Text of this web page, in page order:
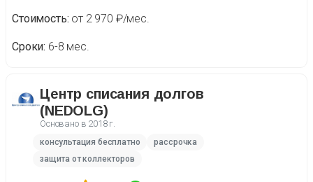
Стоимость от 2 970 ₽/мес.
Сроки 6-8 мес.
Центр списания долгов
(NEDOLG)
Основано в 2018 г.
консультация бесплатно
рассрочка
защита от коллекторов